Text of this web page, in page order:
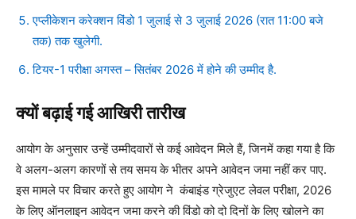
एप्लीकेशन करेक्शन विंडो 1 जुलाई से 3 जुलाई 2026 (रात 11:00 बजे
तक) तक खुलेगी.
टियर-1 परीक्षा अगस्त – सितंबर 2026 में होने की उम्मीद है.
क्यों बढ़ाई गई आखिरी तारीख
आयोग के अनुसार उन्हें उम्मीदवारों से कई आवेदन मिले हैं, जिनमें कहा गया है कि
वे अलग-अलग कारणों से तय समय के भीतर अपने आवेदन जमा नहीं कर पाए.
इस मामले पर विचार करते हुए आयोग ने कंबाइंड ग्रेजुएट लेवल परीक्षा, 2026
के लिए ऑनलाइन आवेदन जमा करने की विंडो को दो दिनों के लिए खोलने का